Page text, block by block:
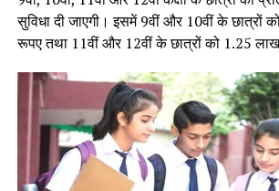
सुविधा दी जाएगी। इसमें 9वीं और 10वीं के छात्रों
रूपए तथा 11वीं और 12वीं के छात्रों को 1.25 लाख